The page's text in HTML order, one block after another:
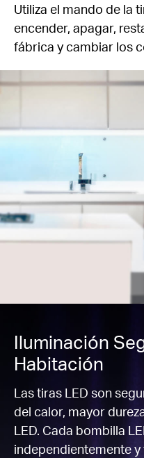
Utiliza el mando de la
encender, apagar,
fábrica y cambiar los
Iluminación
Habitación
Las tiras LED son
del calor, mayor
LED. Cada bombilla
independientemente